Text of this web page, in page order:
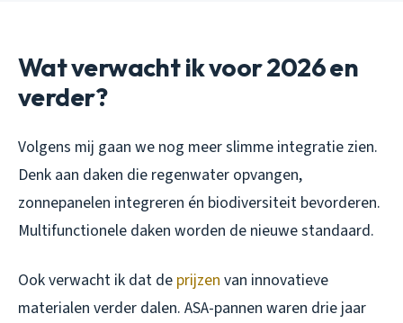
Wat verwacht ik voor 2026 en
verder?
Volgens mij gaan we nog meer slimme integratie zien.
Denk aan daken die regenwater opvangen,
zonnepanelen integreren én biodiversiteit bevorderen.
Multifunctionele daken worden de nieuwe standaard.
Ook verwacht ik dat de prijzen van innovatieve
materialen verder dalen. ASA-pannen waren drie jaar